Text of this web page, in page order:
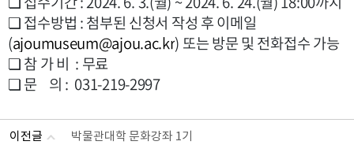
❏ 접수방법 : 첨부된 신청서 작성 후 이메일
(ajoumuseum@ajou.ac.kr) 또는 방문 및 전화접수 가능
❏ 참 가 비 : 무료
❏ 문 의 : 031-219-2997
이전글 박물관대학 문화강좌 1기